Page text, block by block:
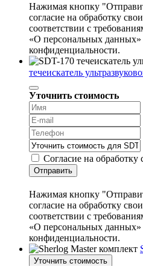
Нажимая кнопку
согласие на обработку
соответствии с
«О персональных
конфиденциальности.
течеискатель
Уточнить стоимость
Согласие на
Отправить
Нажимая кнопку
согласие на обработку
соответствии с
«О персональных
конфиденциальности.
Уточнить стоимость